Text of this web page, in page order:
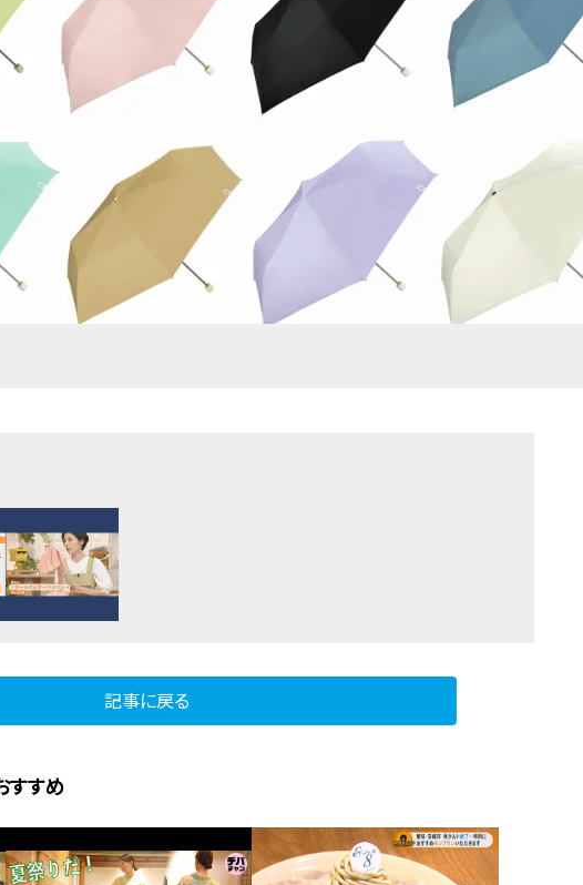
記事に戻る
すすめ